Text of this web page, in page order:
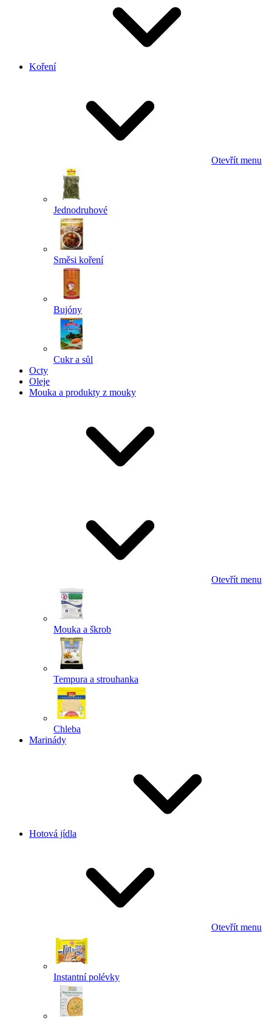
Koření
Otevřít menu
Jednodruhové
Směsi koření
Bujóny
Cukr a sůl
Octy
Oleje
Mouka a produkty z mouky
Otevřít menu
Mouka a škrob
Tempura a strouhanka
Chleba
Marinády
Hotová jídla
Otevřít menu
Instantní polévky
Powered by chaterimo